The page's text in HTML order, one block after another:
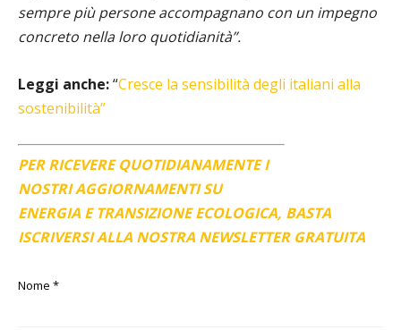
sempre più persone accompagnano con un impegno
concreto nella loro quotidianità”.
Leggi anche:“Cresce la sensibilità degli italiani alla
sostenibilità”
PER RICEVERE QUOTIDIANAMENTE I
NOSTRI AGGIORNAMENTI SU
ENERGIA E TRANSIZIONE ECOLOGICA, BASTA
ISCRIVERSI ALLA NOSTRA NEWSLETTER GRATUITA
Nome *